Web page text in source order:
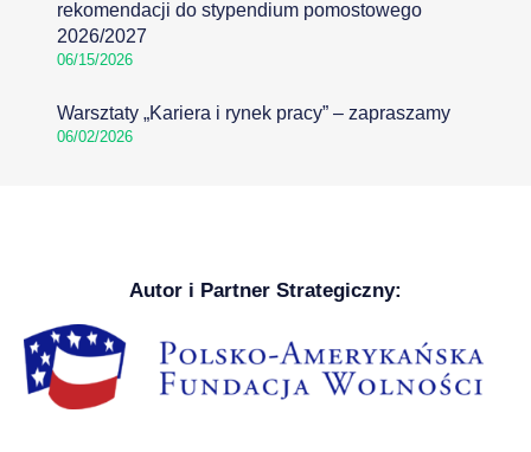
rekomendacji do stypendium pomostowego
2026/2027
06/15/2026
Warsztaty „Kariera i rynek pracy” – zapraszamy
06/02/2026
Autor i Partner Strategiczny: